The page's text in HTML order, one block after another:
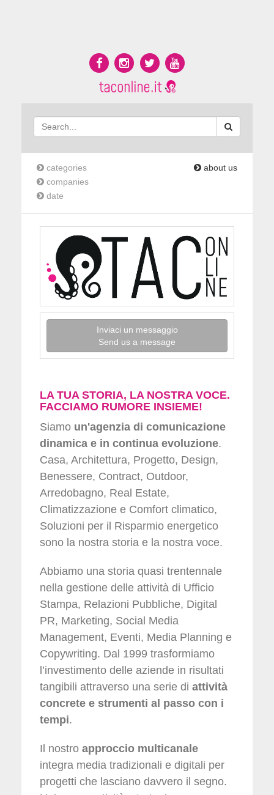
categories
companies
date
about us
Inviaci un messaggio
Send us a message
LA TUA STORIA, LA NOSTRA VOCE.
FACCIAMO RUMORE INSIEME!
Siamo un'agenzia di comunicazione
dinamica e in continua evoluzione.
Casa, Architettura, Progetto, Design,
Benessere, Contract, Outdoor,
Arredobagno, Real Estate,
Climatizzazione e Comfort climatico,
Soluzioni per il Risparmio energetico
sono la nostra storia e la nostra voce.
Abbiamo una storia quasi trentennale
nella gestione delle attività di Ufficio
Stampa, Relazioni Pubbliche, Digital
PR, Marketing, Social Media
Management, Eventi, Media Planning e
Copywriting. Dal 1999 trasformiamo
l’investimento delle aziende in risultati
tangibili attraverso una serie di attività
concrete e strumenti al passo con i
tempi.
Il nostro approccio multicanale
integra media tradizionali e digitali per
progetti che lasciano davvero il segno.